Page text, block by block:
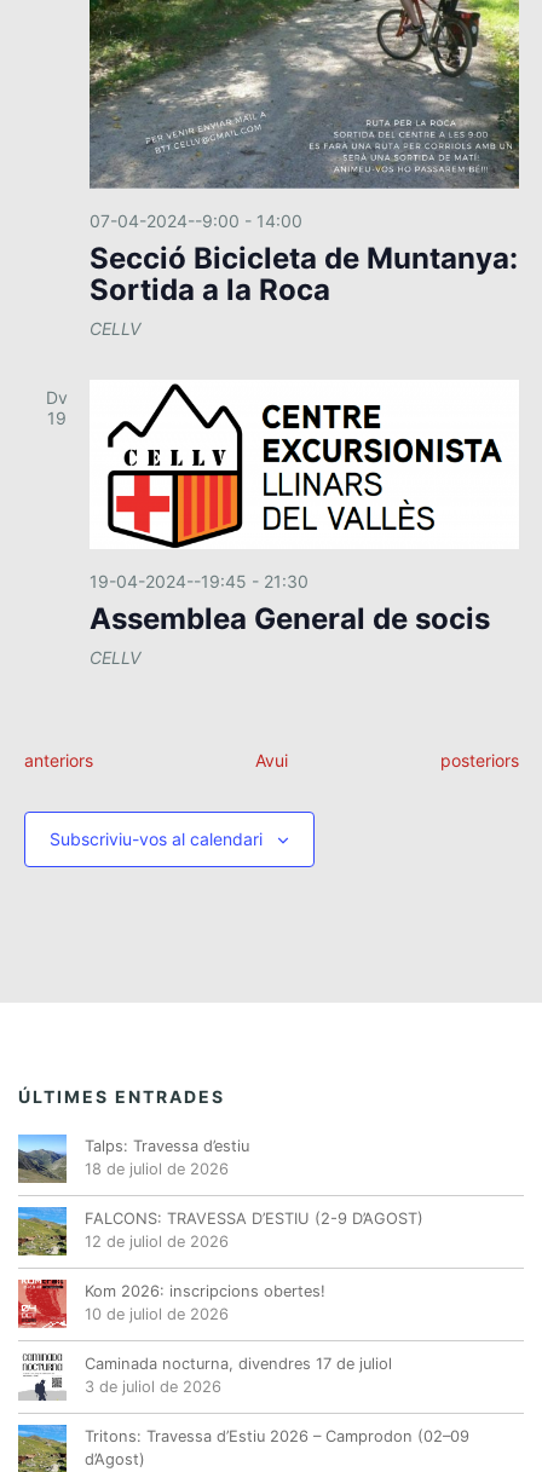
07-04-2024--9:00 - 14:00
Secció Bicicleta de Muntanya:
Sortida a la Roca
CELLV
Dv
19
19-04-2024--19:45 - 21:30
Assemblea General de socis
CELLV
E
d
v
anteriors Avui
E
posteriors
Subscriviu-vos al calendari
ÚLTIMES ENTRADES
Talps: Travessa d’estiu
18 de juliol de 2026
FALCONS: TRAVESSA D’ESTIU (2-9 D’AGOST)
12 de juliol de 2026
Kom 2026: inscripcions obertes!
10 de juliol de 2026
Caminada nocturna, divendres 17 de juliol
3 de juliol de 2026
Tritons: Travessa d’Estiu 2026 – Camprodon (02–09
d’Agost)